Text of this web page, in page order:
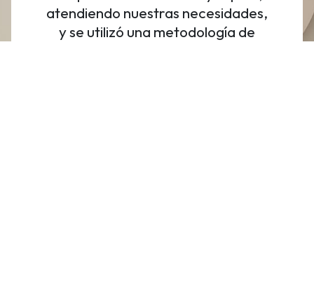
atendiendo nuestras necesidades,
y se utilizó una metodología de